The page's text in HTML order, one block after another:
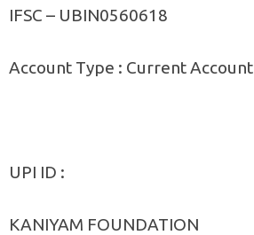
IFSC – UBIN0560618
Account Type : Current Account
UPI ID :
KANIYAM FOUNDATION